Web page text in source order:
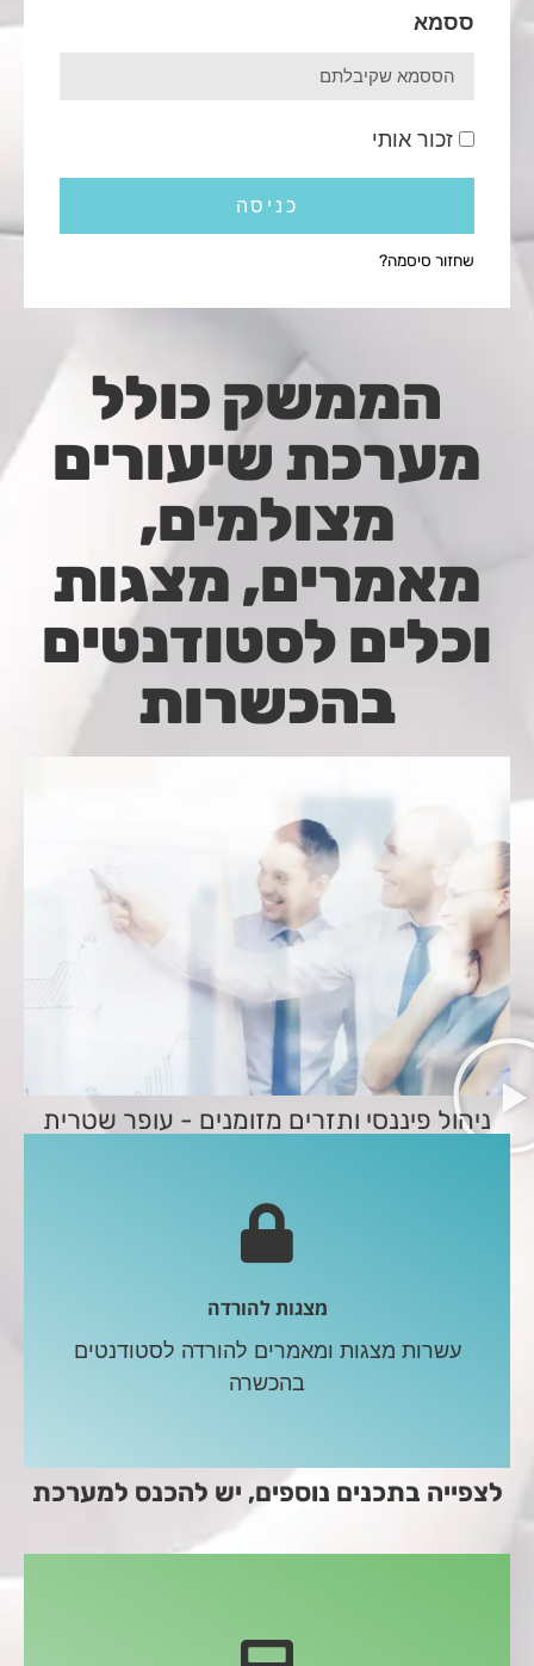
ססמא
זכור אותי
כניסה
שחזור סיסמה?
הממשק כולל
מערכת שיעורים
מצולמים,
מאמרים, מצגות
וכלים לסטודנטים
בהכשרות
ניהול פיננסי ותזרים מזומנים - עופר שטרית
מצגות להורדה
עשרות מצגות ומאמרים להורדה לסטודנטים
בהכשרה
לצפייה בתכנים נוספים, יש להכנס למערכת